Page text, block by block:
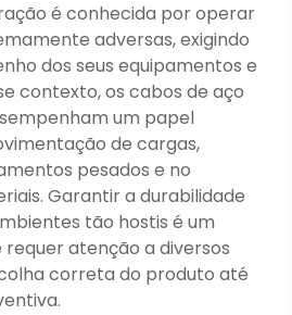
é conhecida por operar
adversas, exigindo
dos seus equipamentos e
contexto, os cabos de aço
um papel
de cargas,
pesados e no
Garantir a durabilidade
tão hostis é um
atenção a diversos
correta do produto até